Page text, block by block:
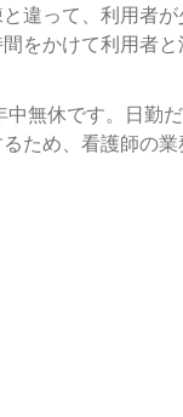
違って、利用者
をかけて利用者
無休です。日勤
ため、看護師の